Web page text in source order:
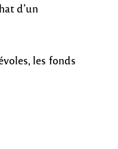
d’un
les fonds